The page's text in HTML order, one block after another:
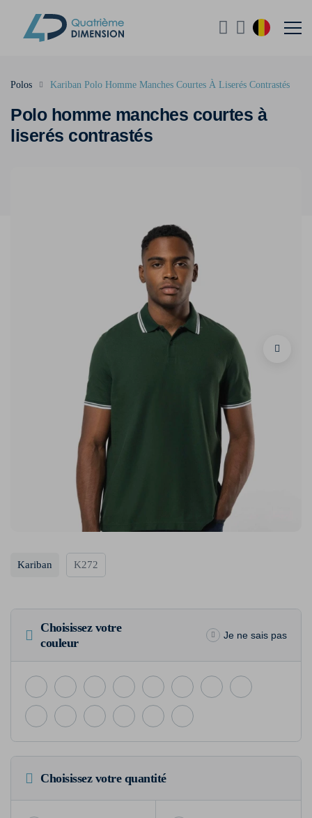
Polo homme manches courtes à
liserés contrastés
Polos Kariban Polo Homme Manches Courtes À Liserés Contrastés
Kariban K272
Choisissez votre
couleur
Je ne sais pas
Choisissez votre quantité